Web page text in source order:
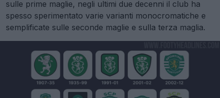
sulle prime maglie, negli ultimi due decenni il club ha
spesso sperimentato varie varianti monocromatiche e
semplificate sulle seconde maglie e sulla terza maglia.